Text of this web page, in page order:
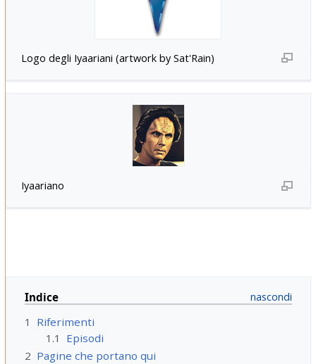
Logo degli Iyaariani (artwork by Sat'Rain)
Iyaariano
Indice
1
Riferimenti
1.1
Episodi
2 Pagine che portano qui